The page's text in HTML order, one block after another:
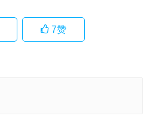
7赞